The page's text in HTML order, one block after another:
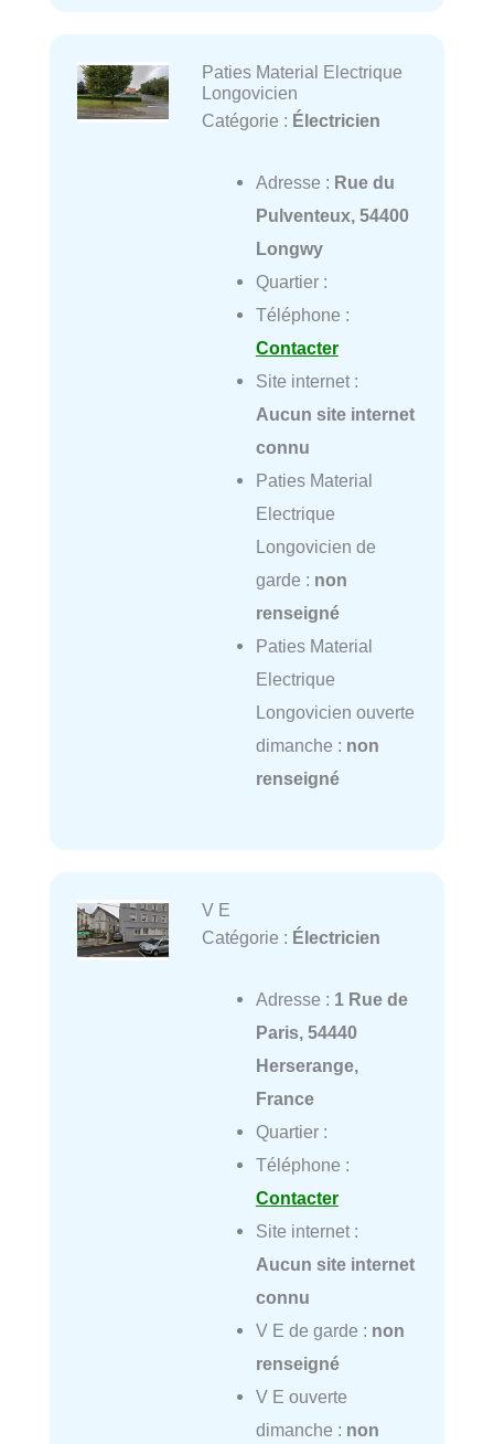
Paties Material Electrique
Longovicien
Catégorie : Électricien
Adresse : Rue du
Pulventeux, 54400
Longwy
Quartier :
Téléphone :
Contacter
Site internet :
Aucun site internet
connu
Paties Material
Electrique
Longovicien de
garde : non
renseigné
Paties Material
Electrique
Longovicien ouverte
dimanche : non
renseigné
V E
Catégorie : Électricien
Adresse : 1 Rue de
Paris, 54440
Herserange,
France
Quartier :
Téléphone :
Contacter
Site internet :
Aucun site internet
connu
V E de garde : non
renseigné
V E ouverte
dimanche : non